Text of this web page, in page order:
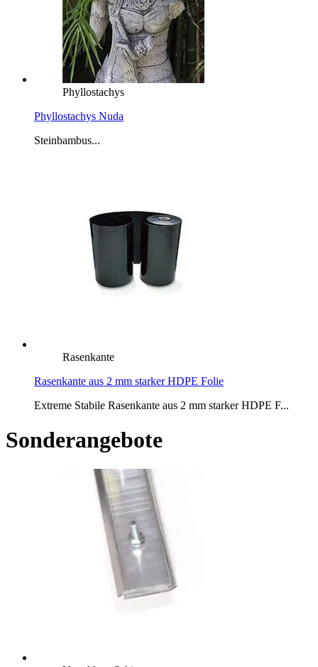
Phyllostachys
Phyllostachys Nuda
Steinbambus...
Rasenkante
Rasenkante aus 2 mm starker HDPE Folie
Extreme Stabile Rasenkante aus 2 mm starker HDPE F...
Sonderangebote